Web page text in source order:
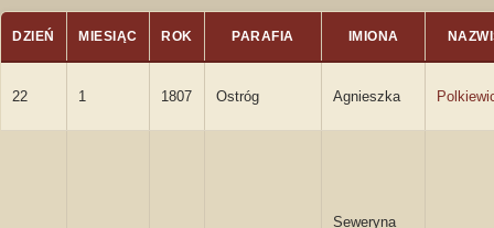
DZIEŃ MIESIĄC ROK PARAFIA IMIONA
22 1 1807 Ostróg Agnieszka
Seweryna